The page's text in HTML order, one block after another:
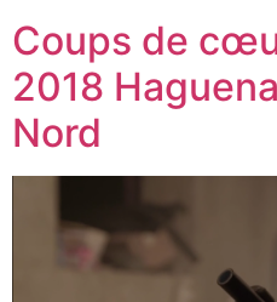
Coups de
2018
Nord